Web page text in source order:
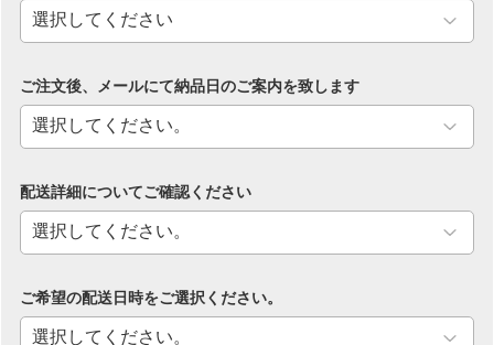
ご注文後、メールにて納品日のご案内を致します
配送詳細についてご確認ください
ご希望の配送日時をご選択ください。